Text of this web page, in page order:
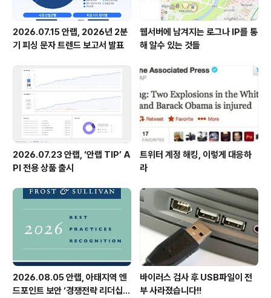
2026.07.15 안랩, 2026년 2분
기 피싱 문자 트렌드 보고서 발표
웹서버에 남겨지는 로그나 IP를 통
해 알수 있는 것들
2026.07.23 안랩, ‘안랩 TIP’ A
PI 전용 상품 출시
트위터 계정 해킹, 이렇게 대응하
라
2026.08.05 안랩, 아태지역 엔
드포인트 보안 ‘경쟁전략 리더십’
바이러스 검사 후 USB파일이 전
부 사라졌습니다!!